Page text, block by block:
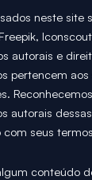
neste site
autorais e
pertencem
autorais
seus
conteúdo